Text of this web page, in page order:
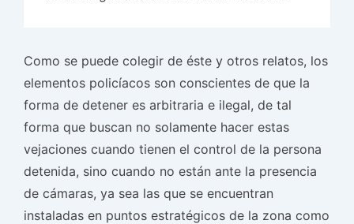
Como se puede colegir de éste y otros relatos, los
elementos policíacos son conscientes de que la
forma de detener es arbitraria e ilegal, de tal
forma que buscan no solamente hacer estas
vejaciones cuando tienen el control de la persona
detenida, sino cuando no están ante la presencia
de cámaras, ya sea las que se encuentran
instaladas en puntos estratégicos de la zona como